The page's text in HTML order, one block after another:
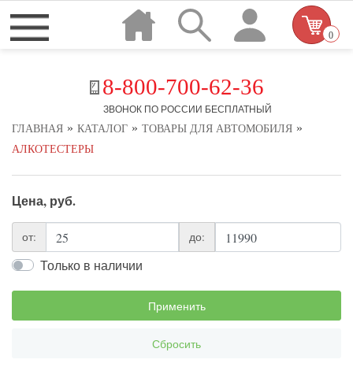
8-800-700-62-36
ЗВОНОК ПО РОССИИ БЕСПЛАТНЫЙ
0
ГЛАВНАЯ » КАТАЛОГ » ТОВАРЫ ДЛЯ АВТОМОБИЛЯ »
АЛКОТЕСТЕРЫ
Цена, руб.
от: до:
Только в наличии
Применить
Сбросить